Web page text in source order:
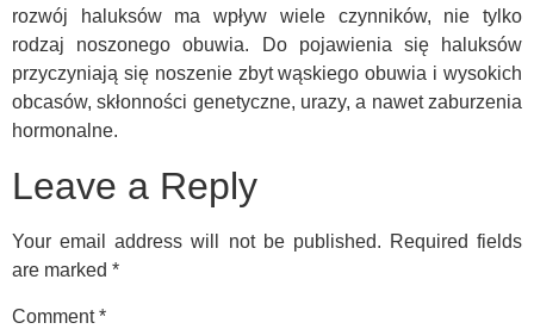
rozwój haluksów ma wpływ wiele czynników, nie tylko
rodzaj noszonego obuwia. Do pojawienia się haluksów
przyczyniają się noszenie zbyt wąskiego obuwia i wysokich
obcasów, skłonności genetyczne, urazy, a nawet zaburzenia
hormonalne.
Leave a Reply
Your email address will not be published. Required fields
are marked *
Comment*